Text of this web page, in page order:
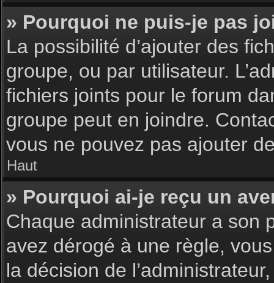
» Pourquoi ne puis-je pas
La possibilité d’ajouter des
groupe, ou par utilisateur.
fichiers joints pour le forum
groupe peut en joindre.
vous ne pouvez pas ajouter
Haut
» Pourquoi ai-je reçu un
Chaque administrateur a son
avez dérogé à une règle,
la décision de